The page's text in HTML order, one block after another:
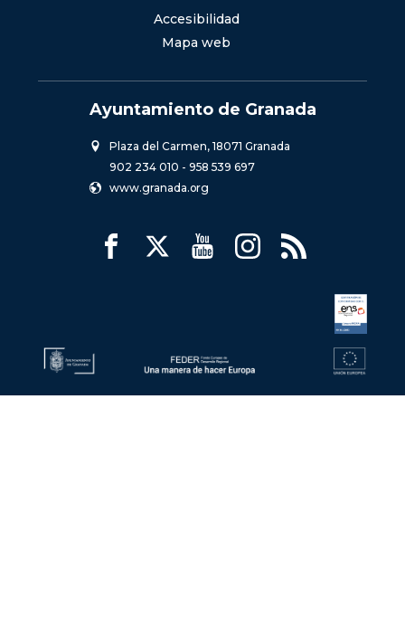
Accesibilidad
Mapa web
Ayuntamiento de Granada
Plaza del Carmen, 18071 Granada
902 234 010 - 958 539 697
www.granada.org